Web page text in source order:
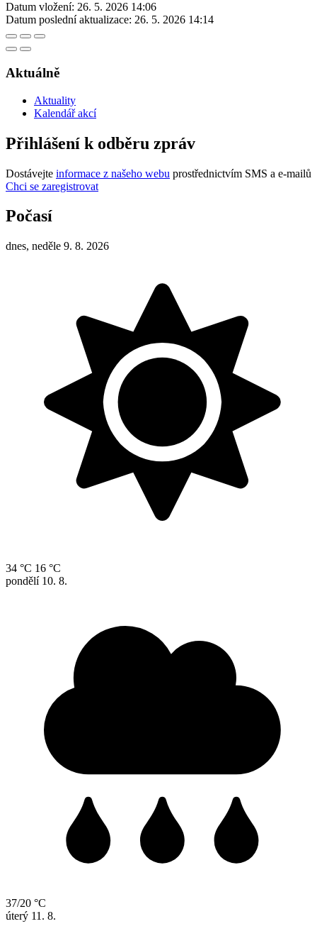
Datum vložení: 26. 5. 2026 14:06
Datum poslední aktualizace: 26. 5. 2026 14:14
Aktuálně
Aktuality
Kalendář akcí
Přihlášení k odběru zpráv
Dostávejte informace z našeho webu prostřednictvím SMS a e-mailů
Chci se zaregistrovat
Počasí
dnes, neděle 9. 8. 2026
34 °C 16 °C
pondělí 10. 8.
37/20 °C
úterý 11. 8.